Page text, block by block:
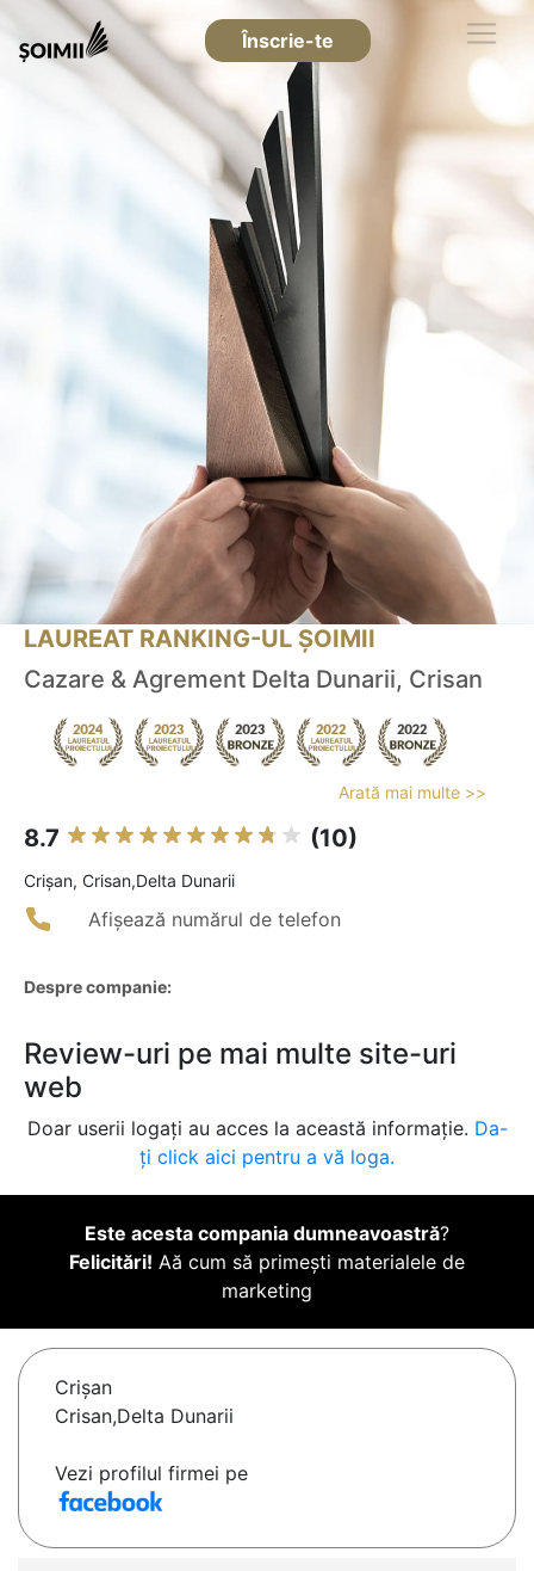
Înscrie-te
LAUREAT RANKING-UL ȘOIMII
Cazare & Agrement Delta Dunarii, Crisan
Arată mai multe >>
8.7 (10)
Crişan, Crisan,Delta Dunarii
Afișează numărul de telefon
Despre companie:
Review-uri pe mai multe site-uri
web
Doar userii logați au acces la această informație. Da-
ți click aici pentru a vă loga.
Este acesta compania dumneavoastră?
Felicitări! Aă cum să primești materialele de
marketing
Crişan
Crisan,Delta Dunarii
Vezi profilul firmei pe